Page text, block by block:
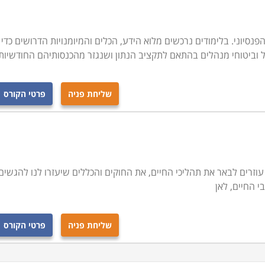
בלימודים נרכשים מלוא הידע, הכלים והמיומנויות הדרושים כדי
וביטוחי מנהלים בהתאם לתקציב הנתון ושנגזר מהכנסותיהם
שליחת פניה פרטי הקורס
לבאר את תהליכי החיים, את החוקים והכללים שיעזרו לנו
החיים, לאן
שליחת פניה פרטי הקורס